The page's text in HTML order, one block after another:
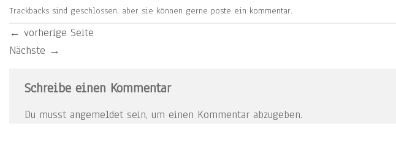
Trackbacks sind geschlossen, aber sie können gerne poste ein kommentar.
← vorherige Seite
Nächste →
Schreibe einen Kommentar
Du musst angemeldet sein, um einen Kommentar abzugeben.